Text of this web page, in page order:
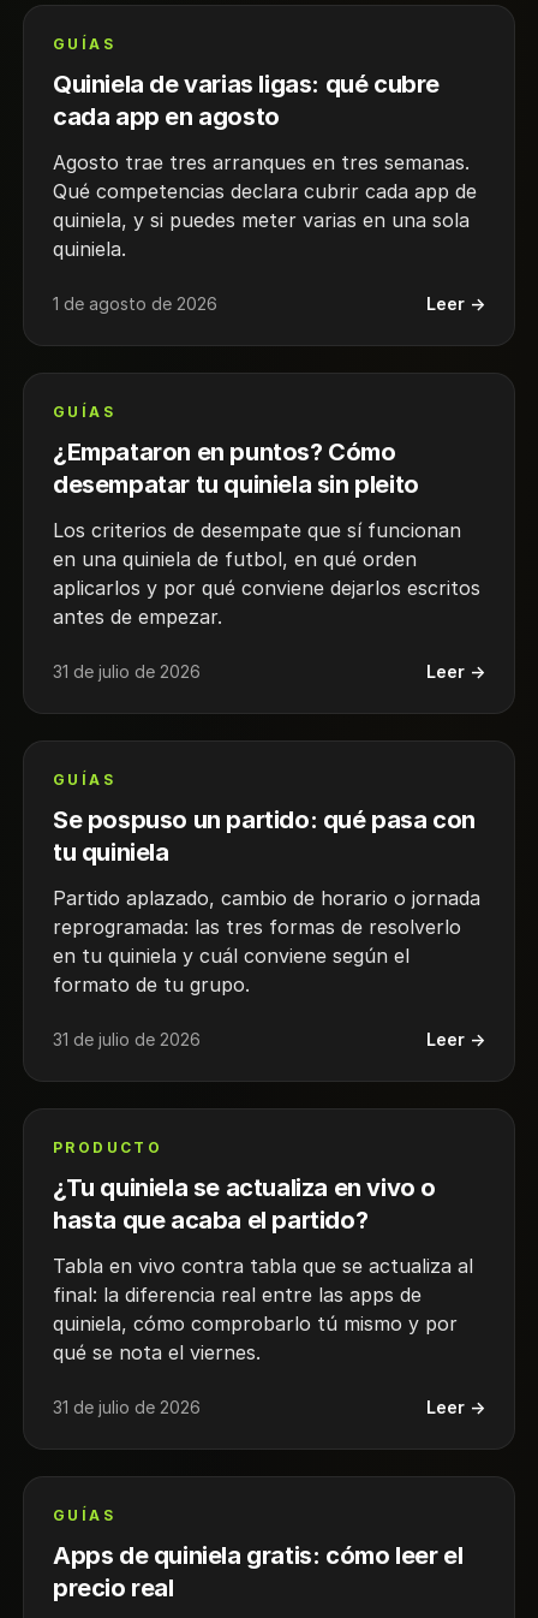
GUÍAS
Quiniela de varias ligas: qué cubre
cada app en agosto
Agosto trae tres arranques en tres semanas.
Qué competencias declara cubrir cada app de
quiniela, y si puedes meter varias en una sola
quiniela.
1 de agosto de 2026 Leer →
GUÍAS
¿Empataron en puntos? Cómo
desempatar tu quiniela sin pleito
Los criterios de desempate que sí funcionan
en una quiniela de futbol, en qué orden
aplicarlos y por qué conviene dejarlos escritos
antes de empezar.
31 de julio de 2026 Leer →
GUÍAS
Se pospuso un partido: qué pasa con
tu quiniela
Partido aplazado, cambio de horario o jornada
reprogramada: las tres formas de resolverlo
en tu quiniela y cuál conviene según el
formato de tu grupo.
31 de julio de 2026 Leer →
PRODUCTO
¿Tu quiniela se actualiza en vivo o
hasta que acaba el partido?
Tabla en vivo contra tabla que se actualiza al
final: la diferencia real entre las apps de
quiniela, cómo comprobarlo tú mismo y por
qué se nota el viernes.
31 de julio de 2026 Leer →
GUÍAS
Apps de quiniela gratis: cómo leer el
precio real